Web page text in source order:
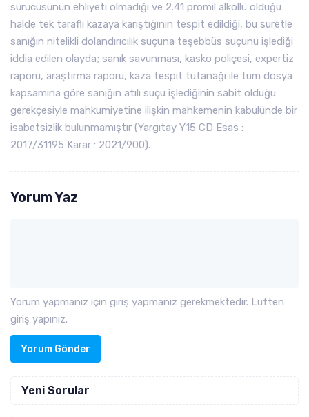
sürücüsünün ehliyeti olmadığı ve 2.41 promil alkollü olduğu
halde tek taraflı kazaya karıştığının tespit edildiği, bu suretle
sanığın nitelikli dolandırıcılık suçuna teşebbüs suçunu işlediği
iddia edilen olayda; sanık savunması, kasko poliçesi, expertiz
raporu, araştırma raporu, kaza tespit tutanağı ile tüm dosya
kapsamına göre sanığın atılı suçu işlediğinin sabit olduğu
gerekçesiyle mahkumiyetine ilişkin mahkemenin kabulünde bir
isabetsizlik bulunmamıştır (Yargıtay Y15 CD Esas :
2017/31195 Karar : 2021/900).
Yorum Yaz
Yorum yapmanız için giriş yapmanız gerekmektedir. Lüften
giriş yapınız.
Yorum Gönder
Yeni Sorular